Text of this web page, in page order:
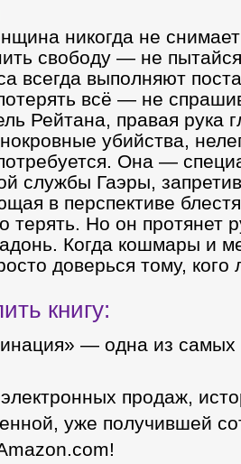
никогда не
свободу — не
всегда выполняют
всё — не
Рейтана, правая рука
убийства,
Она —
службы Гаэры,
в перспективе
терять. Но он протянет
Когда кошмары и
доверься тому,
книгу:
— одна из самых
продаж,
уже получившей